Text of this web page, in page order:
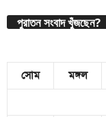
পুরাতন সংবাদ খুঁজছেন?
সোম
মঙ্গল